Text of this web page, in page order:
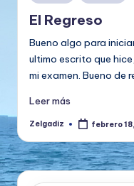
en
El Regreso
Bueno algo para
ultimo escrito que
mi examen. Bueno de
Leer más
Publicado
Zelgadiz febrero